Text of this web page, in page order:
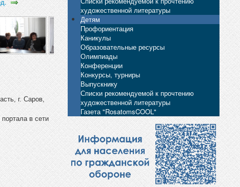
г. Саров,
в сети
художественной литературы
Детям
Профориентация
Каникулы
Образовательные ресурсы
Олимпиады
Конференции
Конкурсы, турниры
Выпускнику
Списки рекомендуемой к прочтению
художественной литературы
Газета "RosatomsCOOL"